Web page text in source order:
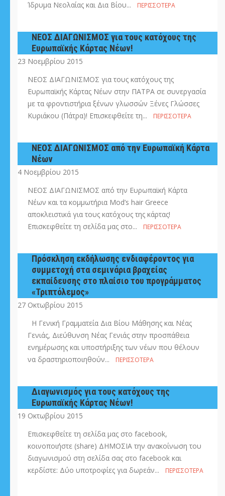
Ίδρυμα Νεολαίας και Δια Βίου...
ΠΕΡΙΣΣΌΤΕΡΑ
ΝΕΟΣ ΔΙΑΓΩΝΙΣΜΟΣ για τους κατόχους της
Ευρωπαϊκής Κάρτας Νέων!
23 Νοεμβρίου 2015
ΝΕΟΣ ΔΙΑΓΩΝΙΣΜΟΣ για τους κατόχους της
Ευρωπαϊκής Κάρτας Νέων στην ΠΑΤΡΑ σε συνεργασία
με τα φροντιστήρια ξένων γλωσσών Ξένες Γλώσσες
Κυριάκου (Πάτρα)! Επισκεφθείτε τη...
ΠΕΡΙΣΣΌΤΕΡΑ
ΝΕΟΣ ΔΙΑΓΩΝΙΣΜΟΣ από την Ευρωπαϊκή Κάρτα
Νέων
4 Νοεμβρίου 2015
ΝΕΟΣ ΔΙΑΓΩΝΙΣΜΟΣ από την Ευρωπαϊκή Κάρτα
Νέων και τα κομμωτήρια Mod’s hair Greece
αποκλειστικά για τους κατόχους της κάρτας!
Επισκεφθείτε τη σελίδα μας στο...
ΠΕΡΙΣΣΌΤΕΡΑ
Πρόσκληση εκδήλωσης ενδιαφέροντος για
συμμετοχή στα σεμινάρια βραχείας
εκπαίδευσης στο πλαίσιο του προγράμματος
«Τριπτόλεμος»
27 Οκτωβρίου 2015
Η Γενική Γραμματεία Δια Βίου Μάθησης και Νέας
Γενιάς, Διεύθυνση Νέας Γενιάς στην προσπάθεια
ενημέρωσης και υποστήριξης των νέων που θέλουν
να δραστηριοποιηθούν...
ΠΕΡΙΣΣΌΤΕΡΑ
Διαγωνισμός για τους κατόχους της
Ευρωπαϊκής Κάρτας Νέων!
19 Οκτωβρίου 2015
Επισκεφθείτε τη σελίδα μας στο facebook,
κοινοποιήστε (share) ΔΗΜΟΣΙΑ την ανακοίνωση του
διαγωνισμού στη σελίδα σας στο facebook και
κερδίστε: Δύο υποτροφίες για δωρεάν...
ΠΕΡΙΣΣΌΤΕΡΑ